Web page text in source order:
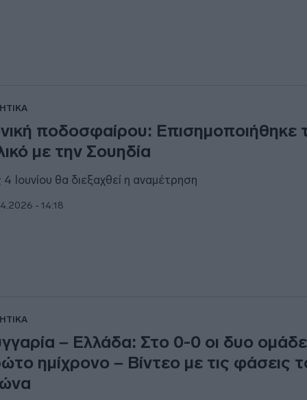
ποδοσφαίρου: Επισημοποιήθηκε
με την Σουηδία
4 Ιουνίου θα διεξαχθεί η αναμέτρηση
- 14:18
– Ελλάδα: Στο 0-0 οι δυο
ημίχρονο – Βίντεο με τις φάσεις